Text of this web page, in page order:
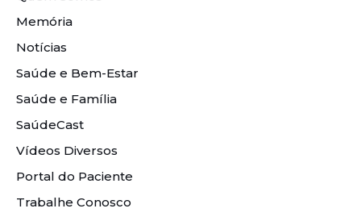
Memória
Notícias
Saúde e Bem-Estar
Saúde e Família
SaúdeCast
Vídeos Diversos
Portal do Paciente
Trabalhe Conosco